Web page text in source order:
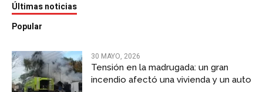
Últimas noticias
Popular
30 MAYO, 2026
Tensión en la madrugada: un gran
incendio afectó una vivienda y un auto